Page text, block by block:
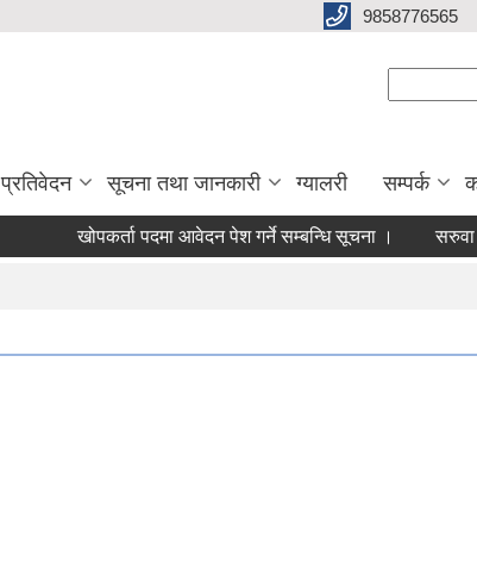
9858776565
प्रतिवेदन सूचना तथा जानकारी ग्यालरी सम्पर्क
खोपकर्ता पदमा आवेदन पेश गर्ने सम्बन्धि सूचना । सरुवा